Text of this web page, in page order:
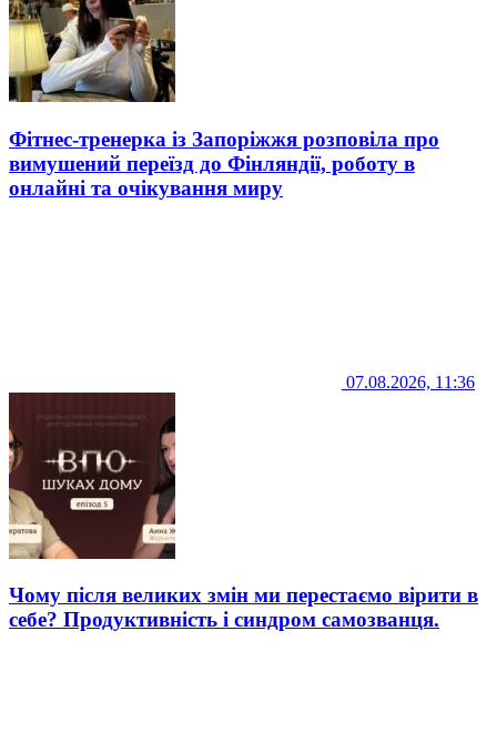
Фітнес-тренерка із Запоріжжя розповіла про
вимушений переїзд до Фінляндії, роботу в
онлайні та очікування миру
07.08.2026, 11:36
Чому після великих змін ми перестаємо вірити в
себе? Продуктивність і синдром самозванця.